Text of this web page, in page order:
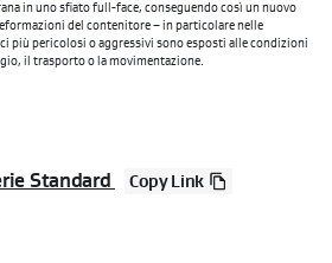
in uno sfiato full-face, conseguendo così un nuovo
del contenitore – in particolare nelle
più pericolosi o aggressivi sono esposti alle condizioni
il trasporto o la movimentazione.
Standard Copy Link